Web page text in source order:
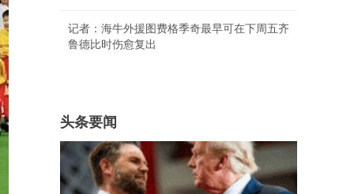
记者：海牛外援图费格季奇最早可在下周五齐
鲁德比时伤愈复出
头条要闻